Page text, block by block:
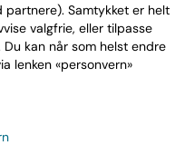
Samtykket er helt
valgfrie, eller tilpasse
kan når som helst endre
lenken «personvern»